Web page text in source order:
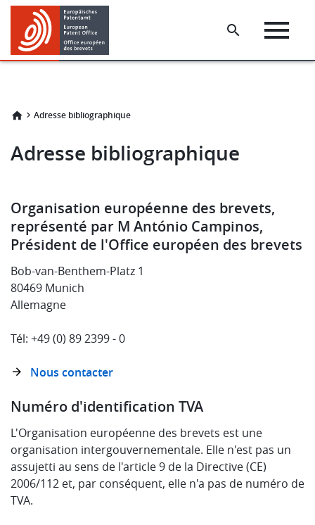
Skip
main
content
Skip
footer
Adresse bibliographique
Adresse bibliographique
Organisation européenne des brevets,
représenté par M António Campinos,
Président de l'Office européen des brevets
Bob-van-Benthem-Platz 1
80469 Munich
Allemagne
Tél: +49 (0) 89 2399 - 0
Nous contacter
Numéro d'identification TVA
L'Organisation européenne des brevets est une
organisation intergouvernementale. Elle n'est pas un
assujetti au sens de l'article 9 de la Directive (CE)
2006/112 et, par conséquent, elle n'a pas de numéro de
TVA.